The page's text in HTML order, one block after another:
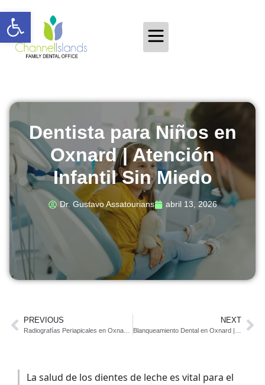
Abrir barra de herramientas
Dentista para Niños en
Oxnard | Atención
Infantil Sin Miedo
Dr. Gustavo Assatourians abril 13, 2026
PREVIOUS NEXT
La salud de los dientes de leche es vital para el